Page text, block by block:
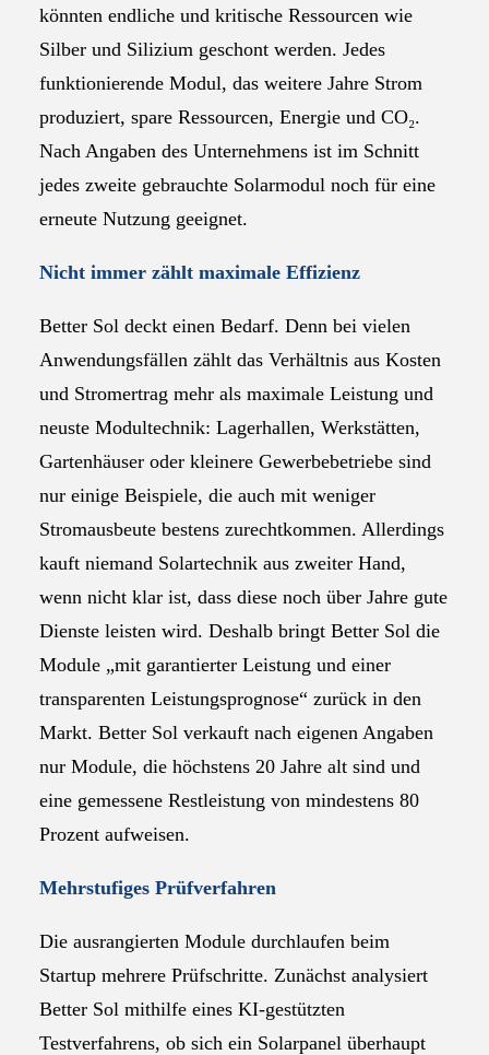
könnten endliche und kritische Ressourcen wie
Silber und Silizium geschont werden. Jedes
funktionierende Modul, das weitere Jahre Strom
produziert, spare Ressourcen, Energie und CO₂.
Nach Angaben des Unternehmens ist im Schnitt
jedes zweite gebrauchte Solarmodul noch für eine
erneute Nutzung geeignet.
Nicht immer zählt maximale Effizienz
Better Sol deckt einen Bedarf. Denn bei vielen
Anwendungsfällen zählt das Verhältnis aus Kosten
und Stromertrag mehr als maximale Leistung und
neuste Modultechnik: Lagerhallen, Werkstätten,
Gartenhäuser oder kleinere Gewerbebetriebe sind
nur einige Beispiele, die auch mit weniger
Stromausbeute bestens zurechtkommen. Allerdings
kauft niemand Solartechnik aus zweiter Hand,
wenn nicht klar ist, dass diese noch über Jahre gute
Dienste leisten wird. Deshalb bringt Better Sol die
Module „mit garantierter Leistung und einer
transparenten Leistungsprognose“ zurück in den
Markt. Better Sol verkauft nach eigenen Angaben
nur Module, die höchstens 20 Jahre alt sind und
eine gemessene Restleistung von mindestens 80
Prozent aufweisen.
Mehrstufiges Prüfverfahren
Die ausrangierten Module durchlaufen beim
Startup mehrere Prüfschritte. Zunächst analysiert
Better Sol mithilfe eines KI-gestützten
Testverfahrens, ob sich ein Solarpanel überhaupt